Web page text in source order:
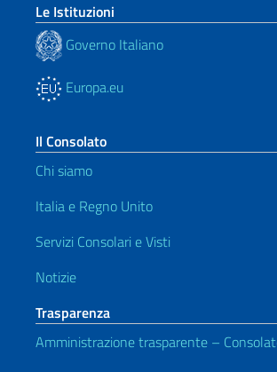
Le Istituzioni
Governo Italiano
Europa.eu
Il Consolato
Chi siamo
Italia e Regno Unito
Servizi Consolari e Visti
Notizie
Trasparenza
Amministrazione trasparente –